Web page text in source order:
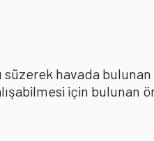
havada
için bulunan